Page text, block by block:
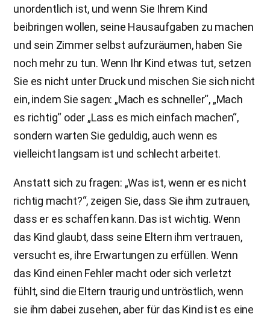
unordentlich ist, und wenn Sie Ihrem Kind
beibringen wollen, seine Hausaufgaben zu machen
und sein Zimmer selbst aufzuräumen, haben Sie
noch mehr zu tun. Wenn Ihr Kind etwas tut, setzen
Sie es nicht unter Druck und mischen Sie sich nicht
ein, indem Sie sagen: „Mach es schneller“, „Mach
es richtig“ oder „Lass es mich einfach machen“,
sondern warten Sie geduldig, auch wenn es
vielleicht langsam ist und schlecht arbeitet.
Anstatt sich zu fragen: „Was ist, wenn er es nicht
richtig macht?“, zeigen Sie, dass Sie ihm zutrauen,
dass er es schaffen kann. Das ist wichtig. Wenn
das Kind glaubt, dass seine Eltern ihm vertrauen,
versucht es, ihre Erwartungen zu erfüllen. Wenn
das Kind einen Fehler macht oder sich verletzt
fühlt, sind die Eltern traurig und untröstlich, wenn
sie ihm dabei zusehen, aber für das Kind ist es eine